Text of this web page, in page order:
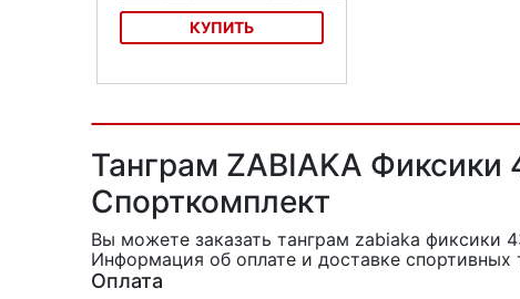
КУПИТЬ
Танграм ZABIAKA Фиксики
Спорткомплект
Вы можете заказать танграм zabiaka фиксики
Информация об оплате и доставке спортивных
Оплата